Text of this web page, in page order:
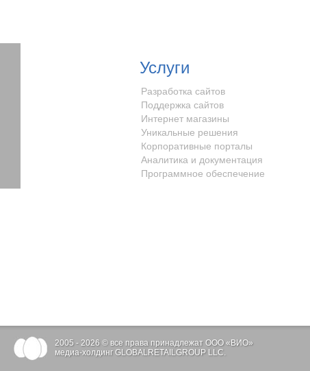
Услуги
Разработка сайтов
Поддержка сайтов
Интернет магазины
Уникальные решения
Корпоративные порталы
Аналитика и документация
Программное обеспечение
2005 - 2026 © все права принадлежат ООО «ВИО»
медиа-холдинг GLOBALRETAILGROUP LLC.